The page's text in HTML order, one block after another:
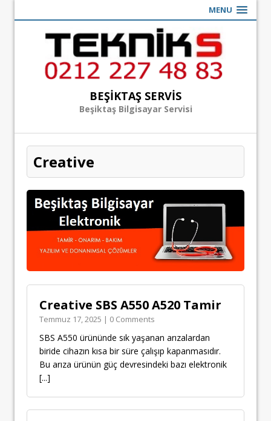
MENU
BEŞIKTAŞ SERVIS
Beşiktaş Bilgisayar Servisi
Creative
Creative SBS A550 A520 Tamir
Temmuz 17, 2025 | 0 Comments
SBS A550 ürününde sık yaşanan arızalardan
biride cihazın kısa bir süre çalışıp kapanmasıdır.
Bu arıza ürünün güç devresindeki bazı elektronik
[...]